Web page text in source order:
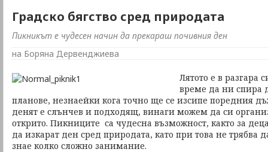
Градско бягство сред природата
Пикникът е чудесен начин да прекараш почивния ден
на Боряна Дервенджиева
Лятото е в разгара
време да ни спира
планове, незнаейки кога точно ще се изсипе поредния
денят е слънчев и подходящ, винаги можем да си
открито. Пикниците са чудесна възможност, както за
да изкарат ден сред природата, като при това не трябва
знае колко сложно занимание.